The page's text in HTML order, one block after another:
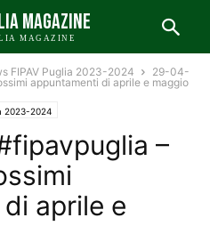
MAGAZINE
MAGAZINE
FIPAV Puglia 2023-2024
29-04-
appuntamenti di aprile e maggio
2023-2024
–
aprile e